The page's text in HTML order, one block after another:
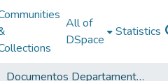
All of
DSpace
Statistics
Documentos Departamentales